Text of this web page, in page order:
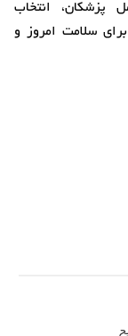
پزشکان، انتخاب
سلامت امروز و